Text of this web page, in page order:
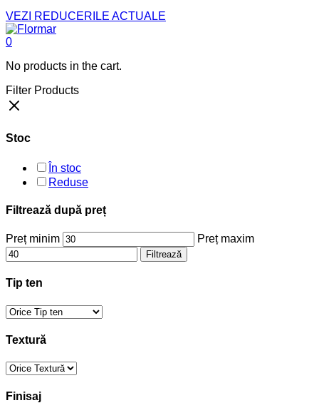
VEZI REDUCERILE ACTUALE
0
No products in the cart.
Filter Products
Stoc
În stoc
Reduse
Filtrează după preț
Preț minim Preț maxim
Filtrează
Tip ten
Textură
Finisaj